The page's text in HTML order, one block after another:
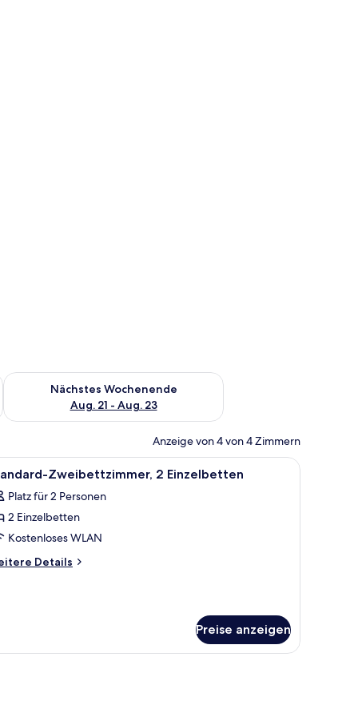
Aug. 14 - Aug. 16.
Nächstes Wochenende
Aug. 21 - Aug. 23
Überprüfe die Verfügbarkeit für nächstes Wochenende, Aug.
Anzeige von 4 von 4 Zimmern
einem Holztisch mit Telefon und Notizblock.
Stuhl und Fernseher.Ein Hotelzimmer mit zwei Betten, einem
5 Zweibettzimmer, 2 Einzelbetten
Platz für 2 Personen
2 Einzelbetten
Kostenloses WLAN
Details
Preise anzeigen